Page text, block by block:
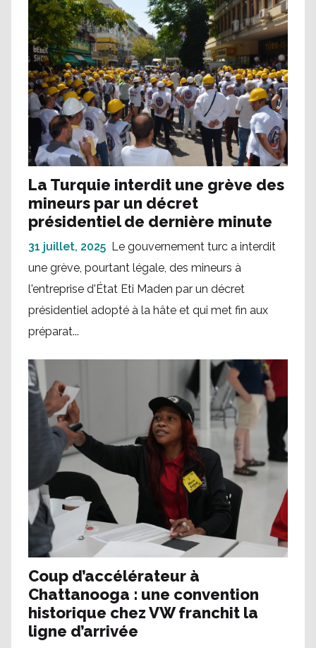
La Turquie interdit une grève des
mineurs par un décret
présidentiel de dernière minute
31 juillet, 2025 Le gouvernement turc a interdit
une grève, pourtant légale, des mineurs à
l'entreprise d'État Eti Maden par un décret
présidentiel adopté à la hâte et qui met fin aux
préparat...
Coup d’accélérateur à
Chattanooga : une convention
historique chez VW franchit la
ligne d’arrivée